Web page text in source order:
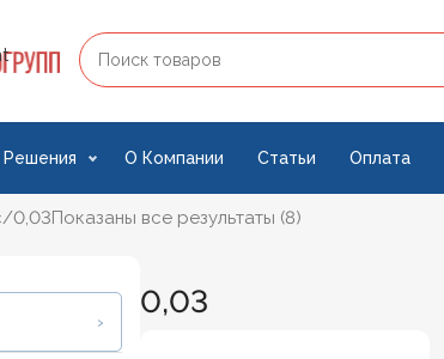
Решения О Компании Статьи Оплата
0,03Показаны все результаты (8)
›
0,03